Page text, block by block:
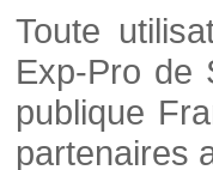
Toute
Exp-Pro de
publique
partenaires